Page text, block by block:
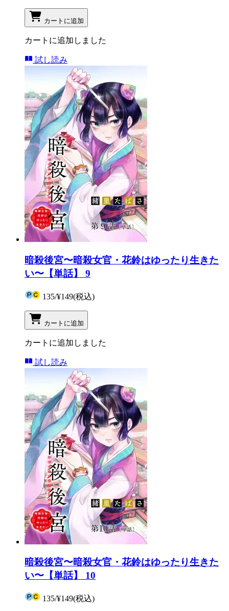
カートに追加
カートに追加しました
試し読み
暗殺後宮〜暗殺女官・花鈴はゆったり生きた
い〜【単話】 9
135/¥149(税込)
カートに追加
カートに追加しました
試し読み
暗殺後宮〜暗殺女官・花鈴はゆったり生きた
い〜【単話】 10
135/¥149(税込)